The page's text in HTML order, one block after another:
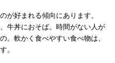
が好まれる傾向にあります。
牛丼におそば。時間がない人が
。軟かく食べやすい食べ物は、
。